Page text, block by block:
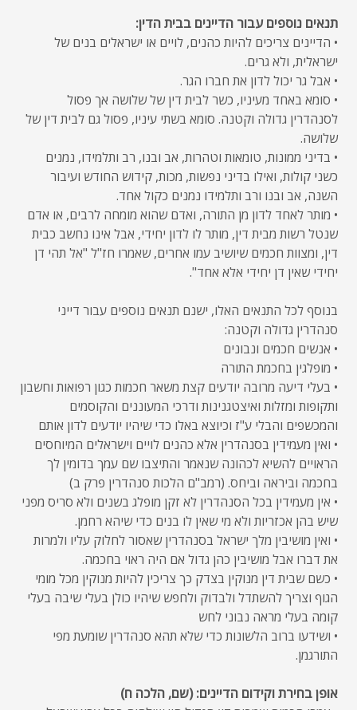
תנאים נוספים עבור הדיינים בבית הדין:
• הדיינים צריכים להיות כהנים, לויים או ישראלים בנים של
ישראלית, ולא גרים.
• אבל גר יכול לדון את חברו הגר.
• סומא באחד מעיניו, כשר לבית דין של שלושה אך פסול
לסנהדרין גדולה וקטנה. סומא בשתי עיניו, פסול גם לבית דין של
שלושה.
• בדיני ממונות, טומאות וטהרות, אב ובנו, רב ותלמידו, נמנים
כשני קולות, ואילו בדיני נפשות, מכות, קידוש החודש ועיבור
השנה, אב ובנו ורב ותלמידו נמנים כקול אחד.
• מותר לאחד לדון מן התורה, ואדם שהוא מומחה לרבים, או אדם
שנטל רשות מבית דין, מותר לו לדון יחידי, אבל אינו נחשב כבית
דין, ומצוות חכמים שיושיב עמו אחרים, שאמרו חז"ל "אל תהי דן
יחידי שאין דן יחידי אלא אחד".
בנוסף לכל התנאים האלו, ישנם תנאים נוספים עבור דייני
סנהדרין גדולה וקטנה:
• אנשים חכמים ונבונים
• מופלגין בחכמת התורה
• בעלי דיעה מרובה יודעים קצת משאר חכמות כגון רפואות וחשבון
ותקופות ומזלות ואיצטגנינות ודרכי המעוננים והקוסמים
והמכשפים והבלי ע"ז וכיוצא באלו כדי שיהיו יודעים לדון אותם
• ואין מעמידין בסנהדרין אלא כהנים לויים וישראלים המיוחסים
הראויים להשיא לכהונה שנאמר והתיצבו שם עמך בדומין לך
בחכמה וביראה וביחס. (רמב"ם הלכות סנהדרין פרק ב)
• אין מעמידין בכל הסנהדרין לא זקן מופלג בשנים ולא סריס מפני
שיש בהן אכזריות ולא מי שאין לו בנים כדי שיהא רחמן.
• ואין מושיבין מלך ישראל בסנהדרין שאסור לחלוק עליו ולמרות
את דברו אבל מושיבין כהן גדול אם היה ראוי בחכמה.
• כשם שבית דין מנוקין בצדק כך צריכין להיות מנוקין מכל מומי
הגוף וצריך להשתדל ולבדוק ולחפש שיהיו כולן בעלי שיבה בעלי
קומה בעלי מראה נבוני לחש
• ושידעו ברוב הלשונות כדי שלא תהא סנהדרין שומעת מפי
התורגמן.
אופן בחירת וקידום הדיינים: (שם, הלכה ח)